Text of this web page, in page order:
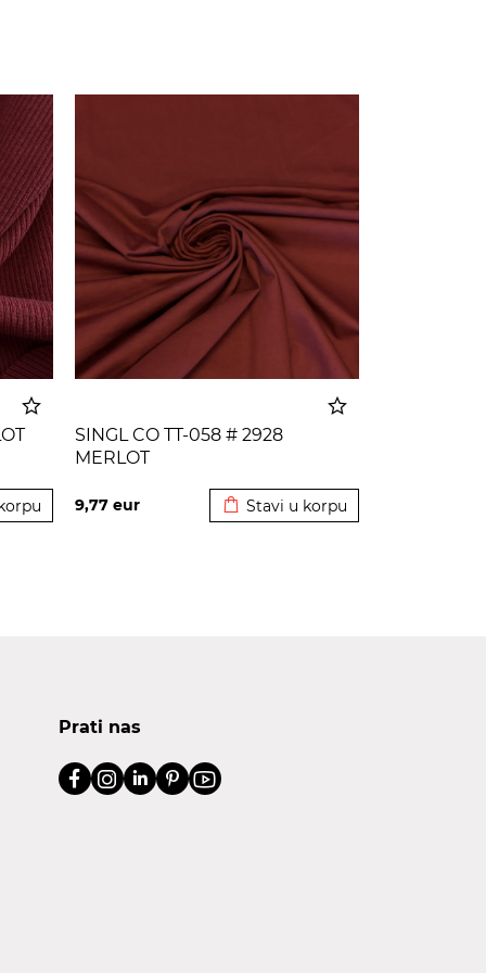
SINGL CO TT-058 # 2928
MERLOT
9,77 eur Stavi u korpu
Prati nas